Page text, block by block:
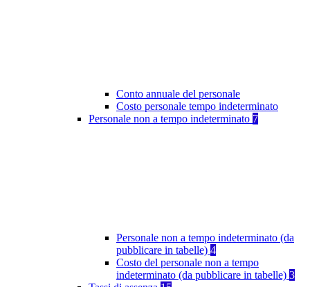
Conto annuale del personale
Costo personale tempo indeterminato
Personale non a tempo indeterminato 7
Personale non a tempo indeterminato (da
pubblicare in tabelle) 4
Costo del personale non a tempo
indeterminato (da pubblicare in tabelle) 3